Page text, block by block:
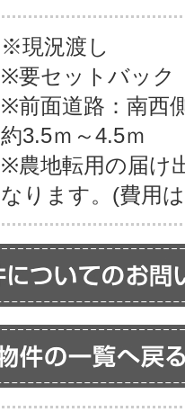
※現況渡し
※要セットバック
※前面道路：南西
約3.5ｍ～4.5ｍ
※農地転用の届け
なります。(費用